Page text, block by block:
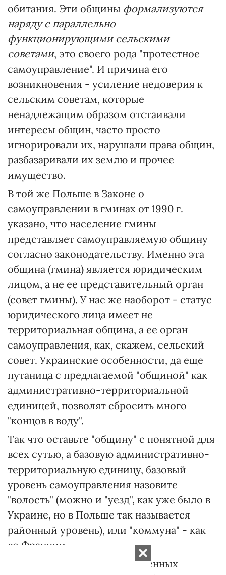
обитания. Эти общины формализуются
наряду с параллельно
функционирующими сельскими
советами, это своего рода "протестное
самоуправление". И причина его
возникновения - усиление недоверия к
сельским советам, которые
ненадлежащим образом отстаивали
интересы общин, часто просто
игнорировали их, нарушали права общин,
разбазаривали их землю и прочее
имущество.
В той же Польше в Законе о
самоуправлении в гминах от 1990 г.
указано, что население гмины
представляет самоуправляемую общину
согласно законодательству. Именно эта
община (гмина) является юридическим
лицом, а не ее представительный орган
(совет гмины). У нас же наоборот - статус
юридического лица имеет не
территориальная община, а ее орган
самоуправления, как, скажем, сельский
совет. Украинские особенности, да еще
путаница с предлагаемой "общиной" как
административно-территориальной
единицей, позволят сбросить много
"концов в воду".
Так что оставьте "общину" с понятной для
всех сутью, а базовую административно-
территориальную единицу, базовый
уровень самоуправления назовите
"волость" (можно и "уезд", как уже было в
Украине, но в Польше так называется
районный уровень), или "коммуна" - как
во Франции.
Во-вторых, важно в объединенных